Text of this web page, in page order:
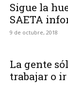
Sigue la
SAETA
9 de octubre, 2018
La gente
trabajar o ir